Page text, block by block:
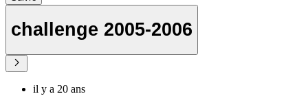
challenge 2005-2006
il y a 20 ans